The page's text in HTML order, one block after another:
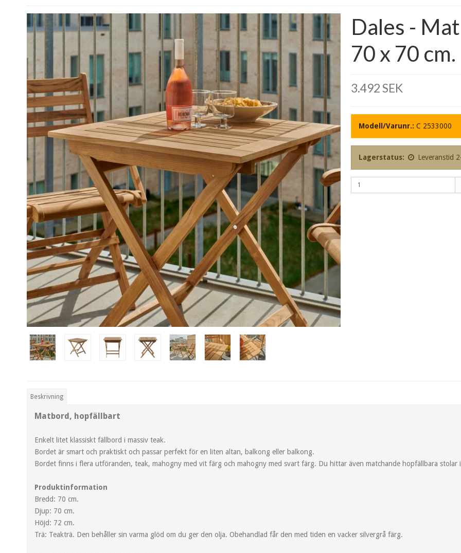
Dales -
70 x 70 cm.
3.492 SEK
Modell/Varunr.: C 2533000
Lagerstatus: Leveranstid
Beskrivning
Matbord, hopfällbart
Enkelt litet klassiskt fällbord i massiv teak.
Bordet är smart och praktiskt och passar perfekt för en liten altan, balkong eller balkong.
Bordet finns i flera utföranden, teak, mahogny med vit färg och mahogny med svart färg. Du hittar även matchande hopfällbara stolar
Produktinformation
Bredd: 70 cm.
Djup: 70 cm.
Höjd: 72 cm.
Trä: Teakträ. Den behåller sin varma glöd om du ger den olja. Obehandlad får den med tiden en vacker silvergrå färg.